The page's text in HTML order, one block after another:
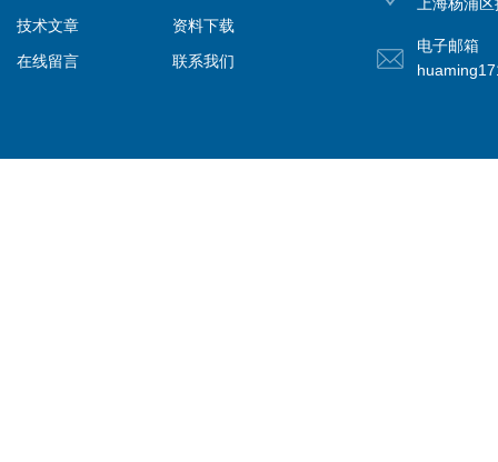
技术文章
资料下载
在线留言
联系我们
电子邮箱